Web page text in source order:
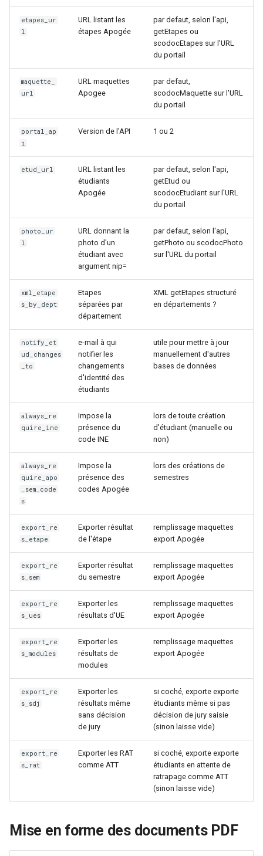
etapes_ur
l
URL listant les
étapes Apogée
par defaut, selon l'api,
getEtapes ou
scodocEtapes sur l'URL
du portail
maquette_
url
URL maquettes
Apogee
par defaut,
scodocMaquette sur l'URL
du portail
portal_ap
i
Version de l'API 1 ou 2
etud_url
URL listant les
étudiants
Apogée
par defaut, selon l'api,
getEtud ou
scodocEtudiant sur l'URL
du portail
photo_ur
l
URL donnant la
photo d'un
étudiant avec
argument nip=
par defaut, selon l'api,
getPhoto ou scodocPhoto
sur l'URL du portail
xml_etape
s_by_dept
Etapes
séparées par
département
XML getEtapes structuré
en départements ?
notify_et
ud_changes
_to
e-mail à qui
notifier les
changements
d'identité des
étudiants
utile pour mettre à jour
manuellement d'autres
bases de données
always_re
quire_ine
Impose la
présence du
code INE
lors de toute création
d'étudiant (manuelle ou
non)
always_re
quire_apo
_sem_code
s
Impose la
présence des
codes Apogée
lors des créations de
semestres
export_re
s_etape
Exporter résultat
de l'étape
remplissage maquettes
export Apogée
export_re
s_sem
Exporter résultat
du semestre
remplissage maquettes
export Apogée
export_re
s_ues
Exporter les
résultats d'UE
remplissage maquettes
export Apogée
export_re
s_modules
Exporter les
résultats de
modules
remplissage maquettes
export Apogée
export_re
s_sdj
Exporter les
résultats même
sans décision
de jury
si coché, exporte exporte
étudiants même si pas
décision de jury saisie
(sinon laisse vide)
export_re
s_rat
Exporter les RAT
comme ATT
si coché, exporte exporte
étudiants en attente de
ratrapage comme ATT
(sinon laisse vide)
Mise en forme des documents PDF